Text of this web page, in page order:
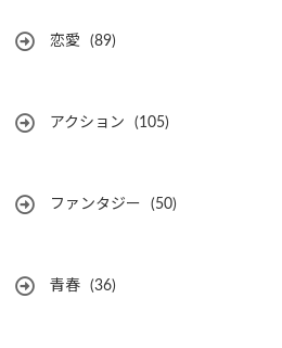
恋愛 (89)
アクション (105)
ファンタジー (50)
青春 (36)